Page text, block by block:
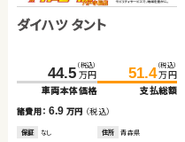
ダイハツ タント
44.5 （税込）
万円
車両本体価格
51.4（税込）
万円
支払総額
諸費用：6.9 万円 （税込）
保証 なし 住所 青森県
日産 セレナ
119.9 （税込）
万円
車両本体価格
124.9（税込）
万円
支払総額
諸費用：5.0 万円 （税込）
保証 あり 住所 徳島県
ダイハツ タント
71.8 （税込）
万円
車両本体価格
79.6（税込）
万円
支払総額
諸費用：7.8 万円 （税込）
保証 あり 住所 埼玉県
日産 エクストレイル
355.0 （税込）
万円
車両本体価格
364.1（税込）
万円
支払総額
諸費用：9.1 万円 （税込）
保証 あり 住所 岡山県